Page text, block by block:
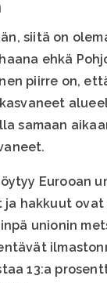
siitä on
ehkä
piirre on,
samaan
Eurooan
ja hakkuut ovat
unionin
13:a